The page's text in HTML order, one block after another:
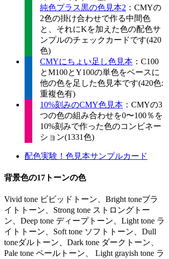
純色プラス黒の色見本2 ：CMYの
2色の掛け合わせで作る中間色
と、それにKを加えた色の配色サ
ンプルのチェックカードです(420
色)
CMYにちょい足し色見本 ：C100
とM100とY100の単色をベースに
他の色を足した色見本です(420色:
重複色有)
10%刻みのCMY色見本 ：CMYの3
つの色の組み合わせを0〜100％を
10%刻みで作った色のコンビネー
ション(1331色)
配色実験！色見本サンプルカード
背景色の17トーンの色
Vivid tone ビビッドトーン、Bright toneブラ
イトトーン、Strong tone ストロングトー
ン、Deep tone ディープトーン、Light tone ラ
イトトーン、Soft tone ソフトトーン、Dull
toneダルトーン、Dark tone ダークトーン、
Pale tone ペールトーン、 Light grayish tone ラ